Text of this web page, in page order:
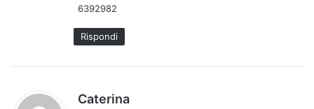
6392982
Rispondi
Caterina